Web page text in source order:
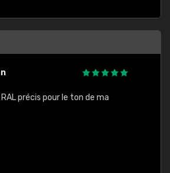
précis pour le ton de ma